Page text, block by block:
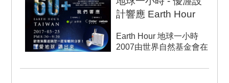
計響應 Earth Hour
Earth Hour 地球一小時
2007由世界自然基金會在